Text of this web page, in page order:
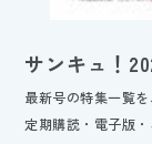
サンキュ！
最新号の特集一覧
定期購読・電子版・